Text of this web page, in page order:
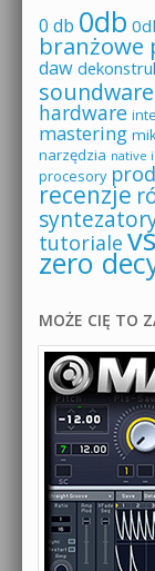
0 db 0db
branżowe
daw
soundware
hardware
mastering
narzędzia native
procesory
recenzje
tutoriale
zero
MOŻE CIĘ TO